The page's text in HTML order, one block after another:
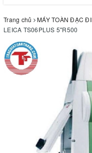
Trang chủ MÁY TOÀN ĐẠC
LEICA TS06PLUS 5"R500